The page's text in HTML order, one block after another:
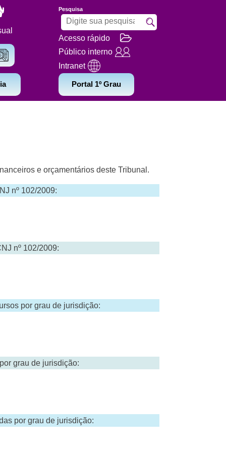
Pesquisa
Acesso rápido
Público interno
Intranet
Portal 1º Grau
e orçamentários deste Tribunal.
nº 102/2009:
nº 102/2009:
por grau de jurisdição:
grau de jurisdição:
por grau de jurisdição: